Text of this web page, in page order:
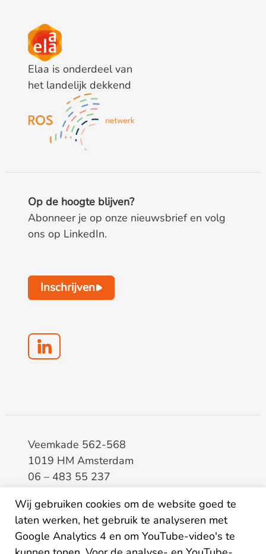
Elaa is onderdeel van
het landelijk dekkend
Op de hoogte blijven?
Abonneer je op onze nieuwsbrief en volg
ons op LinkedIn.
Inschrijven
Veemkade 562-568
1019 HM Amsterdam
06 – 483 55 237
BTW8133.20.343.B.01
KvK34207150
Wij gebruiken cookies om de website goed te
laten werken, het gebruik te analyseren met
Google Analytics 4 en om YouTube-video's te